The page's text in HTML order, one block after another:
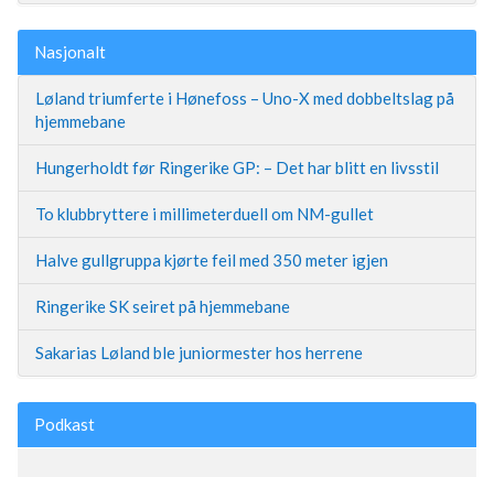
Nasjonalt
Løland triumferte i Hønefoss – Uno-X med dobbeltslag på
hjemmebane
Hungerholdt før Ringerike GP: – Det har blitt en livsstil
To klubbryttere i millimeterduell om NM-gullet
Halve gullgruppa kjørte feil med 350 meter igjen
Ringerike SK seiret på hjemmebane
Sakarias Løland ble juniormester hos herrene
Podkast